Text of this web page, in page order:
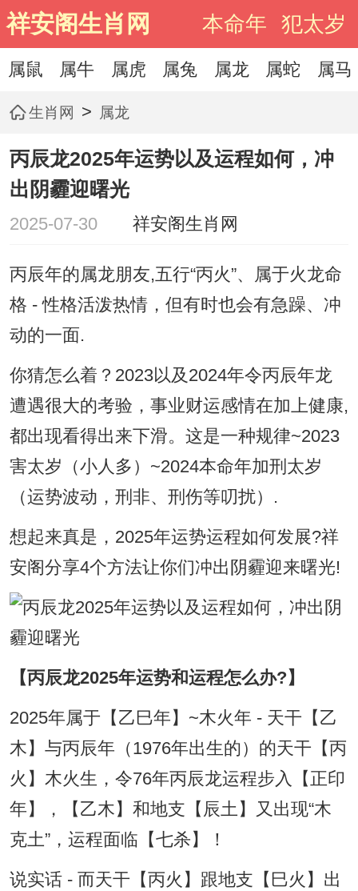
祥安阁生肖网 本命年 犯太岁
属鼠 属牛 属虎 属兔 属龙 属蛇 属马
生肖网 > 属龙
丙辰龙2025年运势以及运程如何，冲
出阴霾迎曙光
2025-07-30 祥安阁生肖网
丙辰年的属龙朋友,五行“丙火”、属于火龙命
格 - 性格活泼热情，但有时也会有急躁、冲
动的一面.
你猜怎么着？2023以及2024年令丙辰年龙
遭遇很大的考验，事业财运感情在加上健康,
都出现看得出来下滑。这是一种规律~2023
害太岁（小人多）~2024本命年加刑太岁
（运势波动，刑非、刑伤等叨扰）.
想起来真是，2025年运势运程如何发展?祥
安阁分享4个方法让你们冲出阴霾迎来曙光!
【丙辰龙2025年运势和运程怎么办?】
2025年属于【乙巳年】~木火年 - 天干【乙
木】与丙辰年（1976年出生的）的天干【丙
火】木火生，令76年丙辰龙运程步入【正印
年】，【乙木】和地支【辰土】又出现“木
克土”，运程面临【七杀】！
说实话 - 而天干【丙火】跟地支【巳火】出